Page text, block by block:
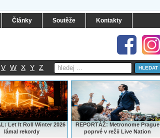
Články Soutěže Kontakty
V W X Y Z
Let It Roll Winter 2026
lámal rekordy
REPORTÁŽ:Metronome Prague
poprvé v režii Live Nation